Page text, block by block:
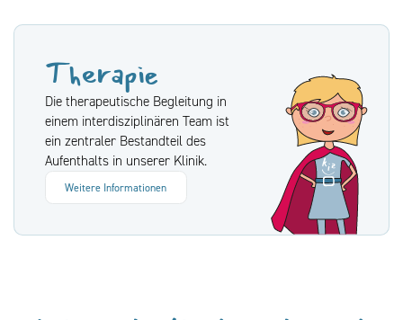
Therapie
Die therapeutische Begleitung in
einem interdisziplinären Team ist
ein zentraler Bestandteil des
Aufenthalts in unserer Klinik.
Weitere Informationen